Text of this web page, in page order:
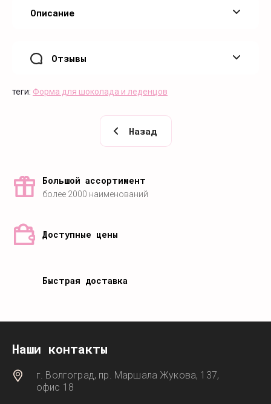
Описание
Отзывы
теги: Форма для шоколада и леденцов
Назад
Большой ассортимент
более 2000 наименований
Доступные цены
Быстрая доставка
Наши контакты
г. Волгоград, пр. Маршала Жукова, 137,
офис 18